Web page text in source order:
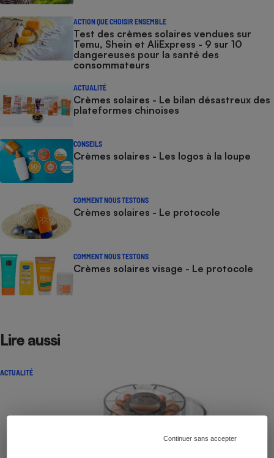
Continuer sans accepter
ACTION QUE CHOISIR ENSEMBLE
Test des crèmes solaires vendues sur
Temu, Shein et AliExpress - 9 sur 10
dangereuses pour la santé des
consommateurs
ACTUALITÉ
Crèmes solaires - Le bilan désastreux des
plateformes chinoises
CONSEILS
Crèmes solaires - Les logos à la loupe
COMMENT NOUS TESTONS
Crèmes solaires - Le protocole
COMMENT NOUS TESTONS
Crèmes solaires visage - Le protocole
Lire aussi
ACTUALITÉ